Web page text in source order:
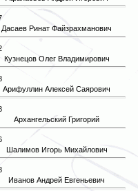
Дасаев Ринат Файзрахманович
Кузнецов Олег Владимирович
Арифуллин Алексей Саярович
Архангельский Григорий
Шалимов Игорь Михайлович
Иванов Андрей Евгеньевич